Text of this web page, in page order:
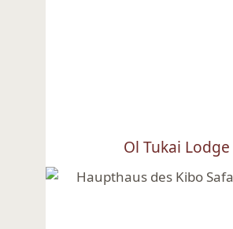
Ol Tukai Lodge
Ansehen